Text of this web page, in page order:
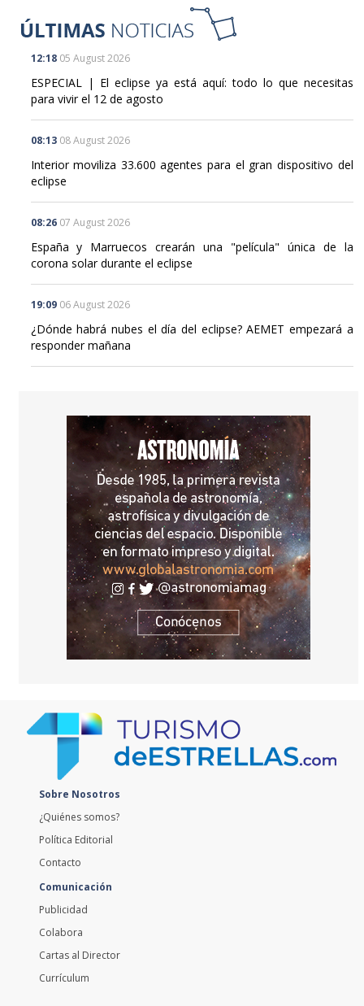
12:18 05 August 2026
ESPECIAL | El eclipse ya está aquí: todo lo que necesitas
para vivir el 12 de agosto
08:13 08 August 2026
Interior moviliza 33.600 agentes para el gran dispositivo del
eclipse
08:26 07 August 2026
España y Marruecos crearán una "película" única de la
corona solar durante el eclipse
19:09 06 August 2026
¿Dónde habrá nubes el día del eclipse? AEMET empezará a
responder mañana
Sobre Nosotros
¿Quiénes somos?
Política Editorial
Contacto
Comunicación
Publicidad
Colabora
Cartas al Director
Currículum